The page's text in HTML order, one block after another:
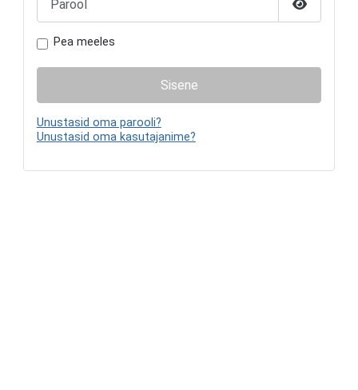
Näita
Pea meeles
Sisene
Unustasid oma parooli?
Unustasid oma kasutajanime?